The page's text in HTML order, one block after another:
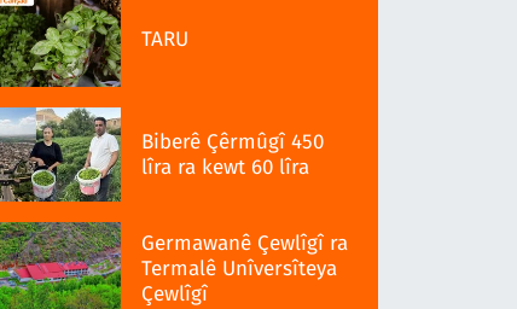
TARU
Biberê Çêrmûgî 450
lîra ra kewt 60 lîra
Germawanê Çewlîgî ra
Termalê Unîversîteya
Çewlîgî